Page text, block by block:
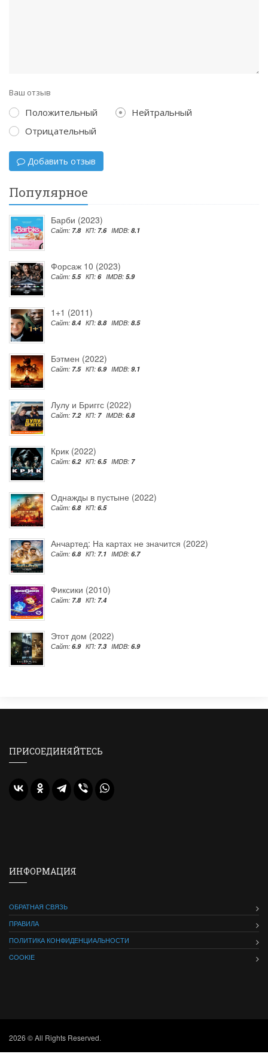
Ваш отзыв
Положительный
Нейтральный
Отрицательный
Добавить отзыв
Популярное
Барби (2023)
Сайт: 7.8 КП: 7.6 IMDB: 8.1
Форсаж 10 (2023)
Сайт: 5.5 КП: 6 IMDB: 5.9
1+1 (2011)
Сайт: 8.4 КП: 8.8 IMDB: 8.5
Бэтмен (2022)
Сайт: 7.5 КП: 6.9 IMDB: 9.1
Лулу и Бриггс (2022)
Сайт: 7.2 КП: 7 IMDB: 6.8
Крик (2022)
Сайт: 6.2 КП: 6.5 IMDB: 7
Однажды в пустыне (2022)
Сайт: 6.8 КП: 6.5
Анчартед: На картах не значится (2022)
Сайт: 6.8 КП: 7.1 IMDB: 6.7
Фиксики (2010)
Сайт: 7.8 КП: 7.4
Этот дом (2022)
Сайт: 6.9 КП: 7.3 IMDB: 6.9
ПРИСОЕДИНЯЙТЕСЬ
ИНФОРМАЦИЯ
ОБРАТНАЯ СВЯЗЬ
ПРАВИЛА
ПОЛИТИКА КОНФИДЕНЦИАЛЬНОСТИ
COOKIE
2026 © All Rights Reserved.